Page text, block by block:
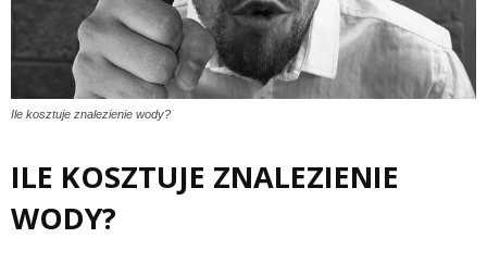
Ile kosztuje znalezienie wody?
ILE KOSZTUJE ZNALEZIENIE
WODY?